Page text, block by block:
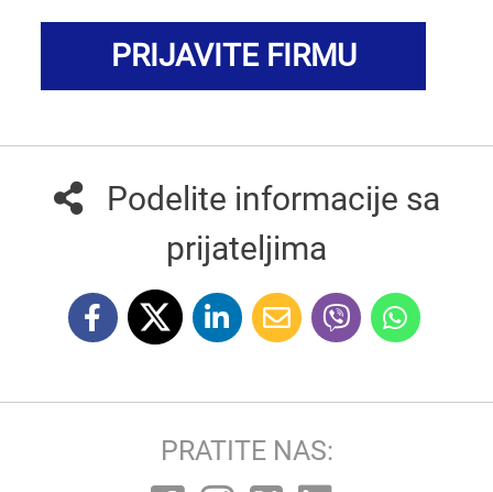
PRIJAVITE FIRMU
Podelite informacije sa
prijateljima
PRATITE NAS: